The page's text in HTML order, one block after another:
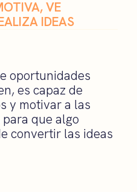
VE
IDEAS
oportunidades
es capaz de
y motivar a las
que algo
convertir las ideas